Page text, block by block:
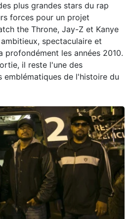
plus grandes stars du rap
forces pour un projet
the Throne, Jay-Z et Kanye
spectaculaire et
profondément les années 2010.
il reste l'une des
emblématiques de l'histoire du